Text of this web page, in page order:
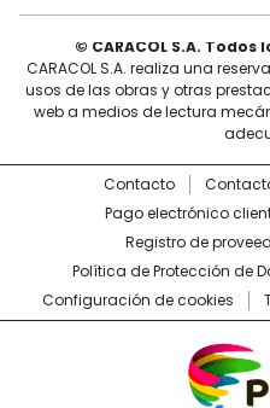
© CARACOL S.A.
CARACOL S.A. realiza una
usos de las obras y otras
web a medios de lectura
Contacto
Pago electrónico
Registro de
Política de Protección de
Configuración de cookies